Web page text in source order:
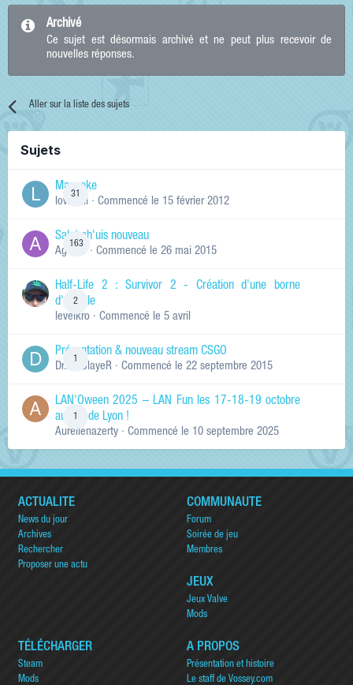
Archivé
Ce sujet est désormais archivé et ne peut plus recevoir de
nouvelles réponses.
Aller sur la liste des sujets
Sujets
31
Manneke
lowskill · Commencé le 15 février 2012
163
Salut ch'uis nouveau
Ag0Nie · Commencé le 26 mai 2015
2
Half-Life 2 : Survivor 2 - Création d'une borne
d'arcade
levelkro · Commencé le 5 avril
Présentation & nouveau stream CSGO
Dr.KinSlayeR · Commencé le 22 septembre 2015
LAN'Oween 2025 – LAN Fun les 17-18-19 octobre
au sud de Lyon !
Aurelienazerty · Commencé le 10 septembre 2025
ACTUALITÉ
News du jour
Archives
Rechercher
Proposer une actu
COMMUNAUTÉ
Forum
Soirée de jeu
Membres
JEUX
Jeux Valve
Mods
TÉLÉCHARGER
Steam
Mods
A PROPOS
Présentation et histoire
Le staff de Vossey.com